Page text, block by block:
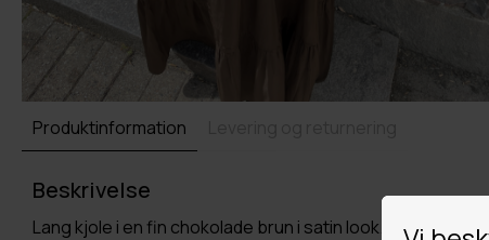
Produktinformation
Beskrivelse
Lang kjole i en fin chokolade brun i satin look.